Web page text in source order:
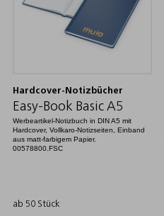
Hardcover-Notizbücher
Easy-Book Basic A5
Werbeartikel-Notizbuch in DIN A5 mit
Hardcover, Vollkaro-Notizseiten, Einband
aus matt-farbigem Papier.
00578800.FSC
ab 50 Stück